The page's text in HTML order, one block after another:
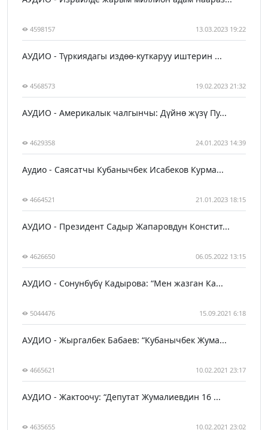
4598157 13.03.2023 19:22
АУДИО - Түркиядагы издөө-куткаруу иштерин ...
4568573 19.02.2023 21:32
АУДИО - Америкалык чалгынчы: Дүйнө жүзү Пу...
4629358 24.01.2023 14:39
Аудио - Саясатчы Кубанычбек Исабеков Курма...
4664521 21.01.2023 18:15
АУДИО - Президент Садыр Жапаровдун Констит...
4626650 06.05.2022 13:15
АУДИО - Сонунбүбү Кадырова: “Мен жазган Ка...
5044476 15.09.2021 6:18
АУДИО - Жыргалбек Бабаев: “Кубанычбек Жума...
4665621 10.02.2021 23:17
АУДИО - Жактоочу: “Депутат Жумалиевдин 16 ...
4635655 10.02.2021 23:02